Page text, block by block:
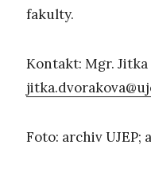
fakulty.
Kontakt: Mgr. Jitka
Foto: archiv UJEP;